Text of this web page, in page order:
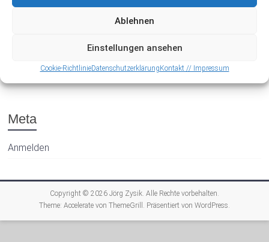
Ablehnen
Einstellungen ansehen
Cookie-RichtlinieDatenschutzerklärung Kontakt // Impressum
Archiv
Meta
Anmelden
Copyright © 2026 Jörg Zysik. Alle Rechte vorbehalten.
Theme: Acceleratevon ThemeGrill. Präsentiert von WordPress.